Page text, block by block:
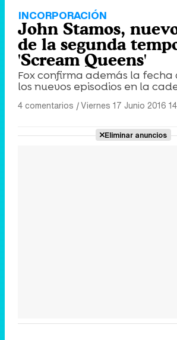
INCORPORACIÓN
John Stamos,
de la segunda
'Scream Queens'
Fox confirma además la fecha
los nuevos episodios en la
4 comentarios |Viernes 17 Junio 2016
Eliminar anuncios